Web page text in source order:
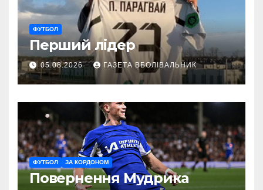
ФУТБОЛ
Перший лідер
05.08.2026 ГАЗЕТА ВБОЛІВАЛЬНИК
ФУТБОЛ ЗА КОРДОНОМ
Повернення Мудрика